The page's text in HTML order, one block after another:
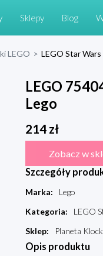
Sklepy Blog
LEGO > LEGO Star Wars
LEGO
Lego
214zł
Zobacz w
Szczegóły
Marka:
Lego
Kategoria:
LEGO
Sklep: Planeta
Opis produktu